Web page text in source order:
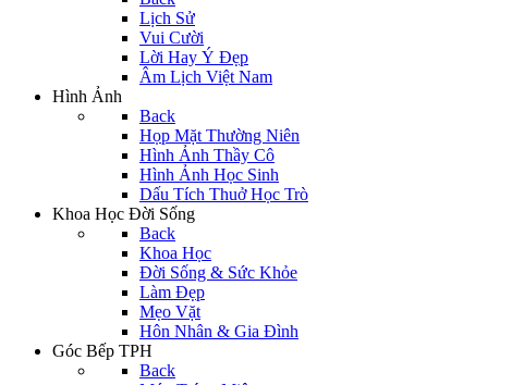
Lịch Sử
Vui Cười
Lời Hay Ý Đẹp
Âm Lịch Việt Nam
Hình Ảnh
Back
Họp Mặt Thường Niên
Hình Ảnh Thầy Cô
Hình Ảnh Học Sinh
Dấu Tích Thuở Học Trò
Khoa Học Đời Sống
Back
Khoa Học
Đời Sống & Sức Khỏe
Làm Đẹp
Mẹo Vặt
Hôn Nhân & Gia Đình
Góc Bếp TPH
Back